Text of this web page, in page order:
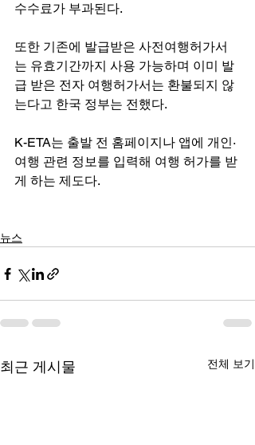
수수료가 부과된다.
또한 기존에 발급받은 사전여행허가서
는 유효기간까지 사용 가능하며 이미 발
급 받은 전자 여행허가서는 환불되지 않
는다고 한국 정부는 전했다.
K-ETA는 출발 전 홈페이지나 앱에 개인·
여행 관련 정보를 입력해 여행 허가를 받
게 하는 제도다.
뉴스
최근 게시물 전체 보기